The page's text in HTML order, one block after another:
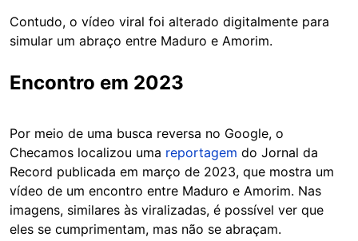
Contudo, o vídeo viral foi alterado digitalmente para
simular um abraço entre Maduro e Amorim.
Encontro em 2023
Por meio de uma busca reversa no Google, o
Checamos localizou uma reportagem do Jornal da
Record publicada em março de 2023, que mostra um
vídeo de um encontro entre Maduro e Amorim. Nas
imagens, similares às viralizadas, é possível ver que
eles se cumprimentam, mas não se abraçam.